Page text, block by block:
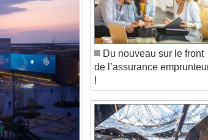
Du nouveau sur le front
de l’assurance emprunteur
!